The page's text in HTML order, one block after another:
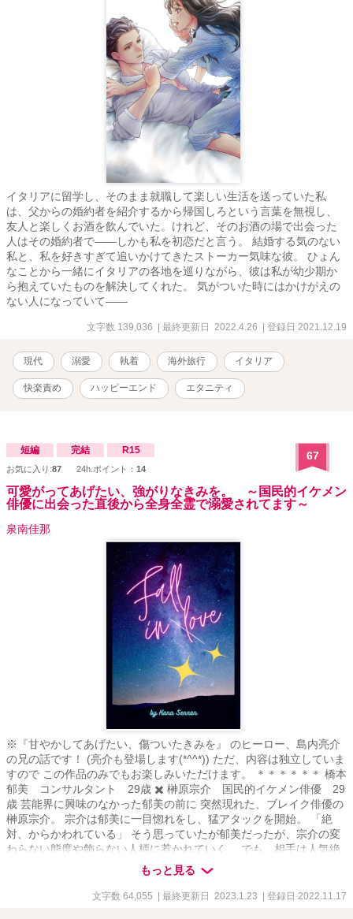
イタリアに留学し、そのまま就職して楽しい生活を送っていた私
は、父からの婚約者を紹介するから帰国しろという言葉を無視し、
友人と楽しくお酒を飲んでいた。けれど、そのお酒の場で出会った
人はその婚約者で――しかも私を初恋だと言う。 結婚する気のない
私と、私を好きすぎて追いかけてきたストーカー気味な彼。 ひょん
なことから一緒にイタリアの各地を巡りながら、彼は私が幼少期か
ら抱えていたものを解決してくれた。 気がついた時にはかけがえの
ない人になっていて――
文字数 139,036 | 最終更新日 2022.4.26 | 登録日 2021.12.19
現代 溺愛 執着 海外旅行 イタリア
快楽責め ハッピーエンド エタニティ
短編 完結 R15
お気に入り:87 24h.ポイント： 14
67
可愛がってあげたい、強がりなきみを。 ～国民的イケメン
俳優に出会った直後から全身全霊で溺愛されてます～
泉南佳那
※『甘やかしてあげたい、傷ついたきみを』 のヒーロー、島内亮介
の兄の話です！ (亮介も登場します(*^^*)) ただ、内容は独立していま
すので この作品のみでもお楽しみいただけます。 ＊＊＊＊＊＊ 橋本
郁美 コンサルタント 29歳 ✖️ 榊原宗介 国民的イケメン俳優 29
歳 芸能界に興味のなかった郁美の前に 突然現れた、ブレイク俳優の
榊原宗介。 宗介は郁美に一目惚れをし、猛アタックを開始。 「絶
対、からかわれている」 そう思っていたが郁美だったが、宗介の変
わらない態度や飾らない人柄に惹かれていく。 でも、相手は人気絶
頂の芸能人。 そう思って、二の足を踏む郁美だったけれど…… ＊＊
＊＊＊＊ 大人な、 でもピュアなふたりの恋の行方、 どうぞお楽しみ
もっと見る
文字数 64,055 | 最終更新日 2023.1.23 | 登録日 2022.11.17